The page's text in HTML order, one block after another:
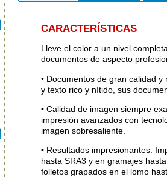
CARACTERÍSTICAS
Lleve el color a un nivel
documentos de aspecto
• Documentos de gran calidad
y texto rico y nítido, sus
• Calidad de imagen siempre
impresión avanzados con
imagen sobresaliente.
• Resultados impresionantes.
hasta SRA3 y en gramajes
folletos grapados en el lomo